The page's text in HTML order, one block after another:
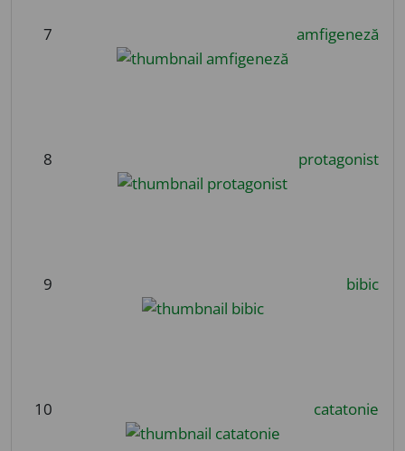
7 amfigeneză
8 protagonist
9 bibic
10 catatonie